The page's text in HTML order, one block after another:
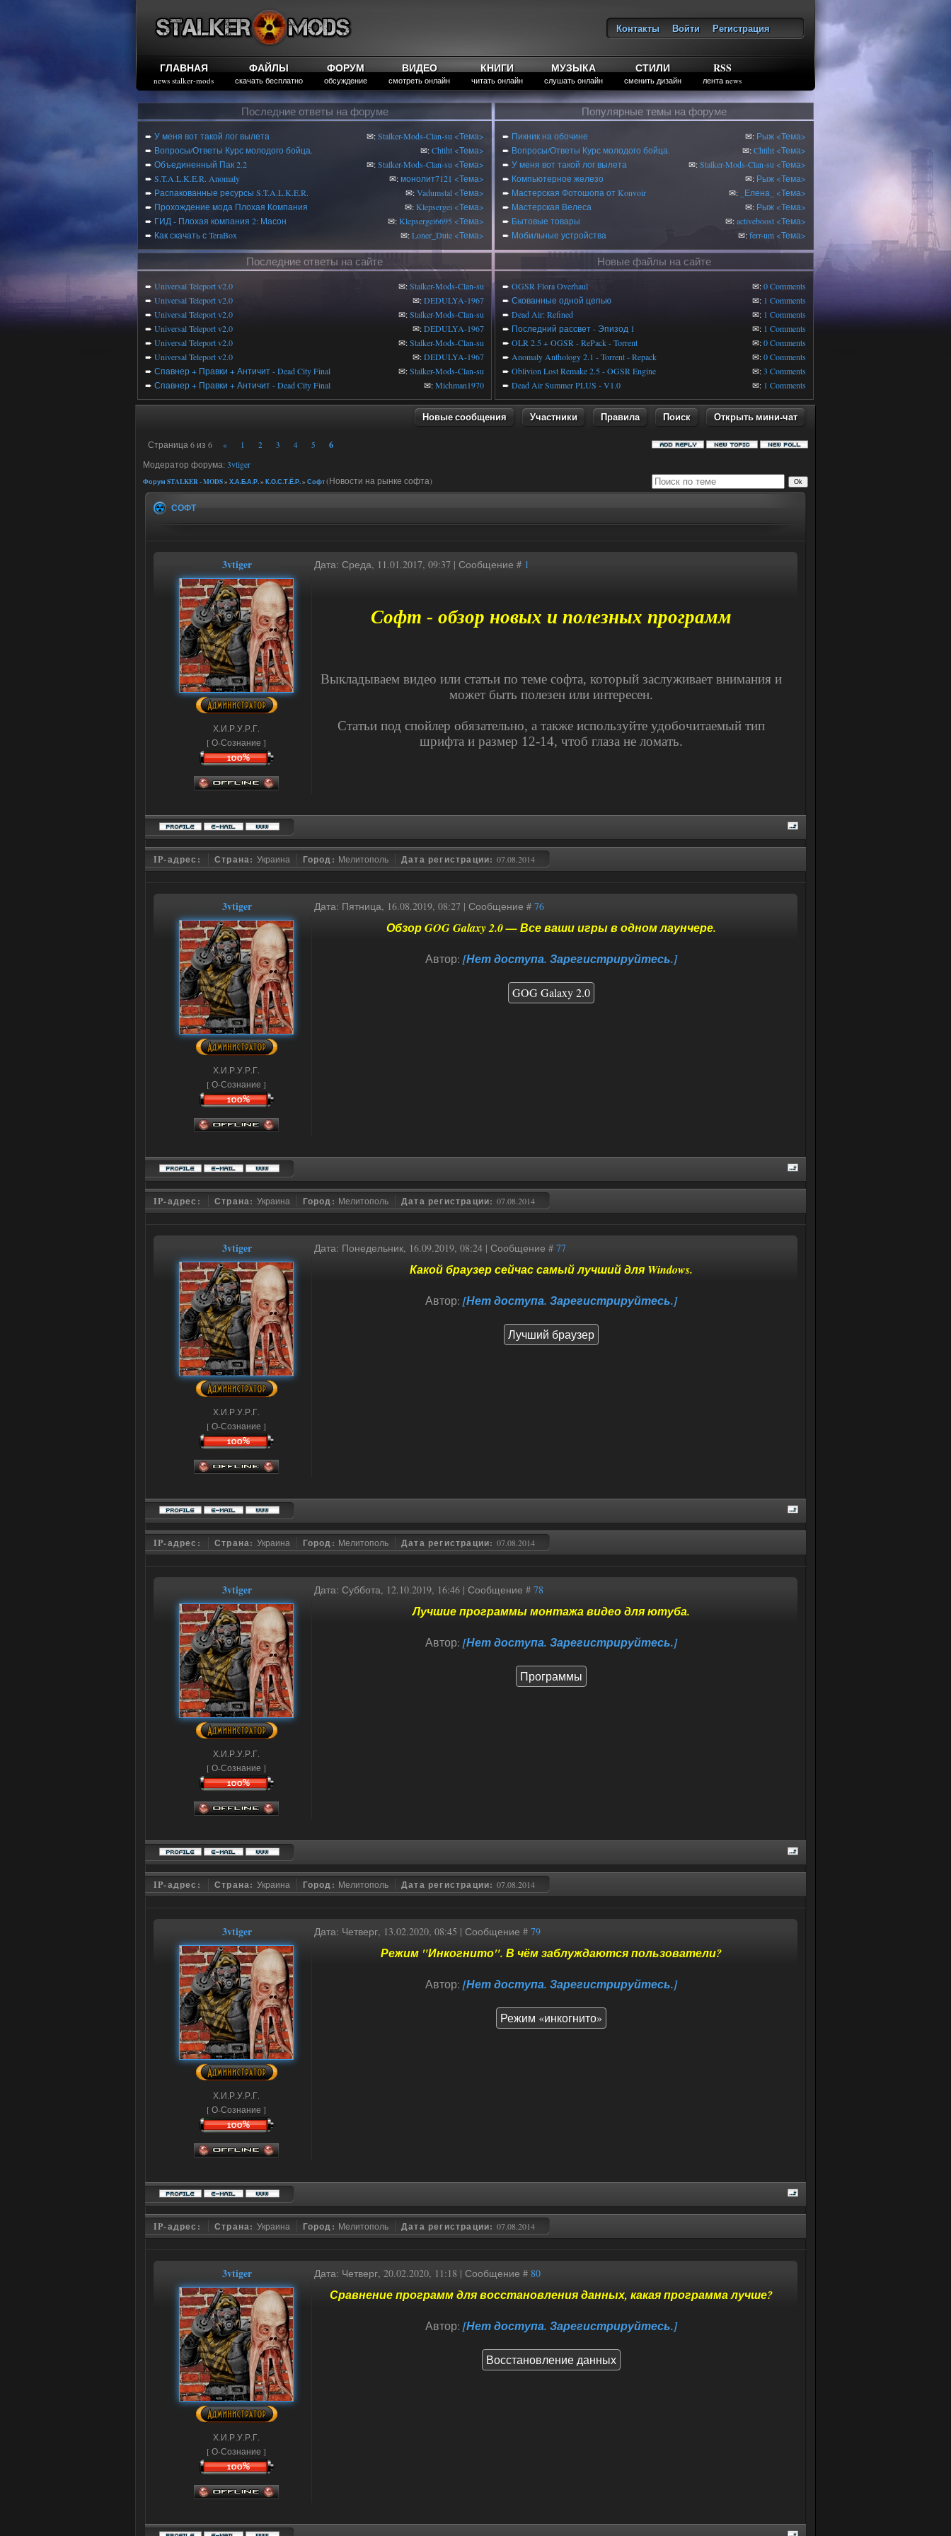
Контакты Войти
Регистрация
ГЛАВНАЯ
news stalker-mods
ФАЙЛЫ
скачать бесплатно
ФОРУМ
обсуждение
ВИДЕО
смотреть онлайн
КНИГИ
читать онлайн
МУЗЫКА
слушать онлайн
СТИЛИ
сменить дизайн
RSS
лента news
Последние ответы на форуме
➨ У меня вот такой лог вылета ✉:Stalker-Mods-Clan-su <Тема>
➨ Вопросы/Ответы Курс молодого бойца. ✉:Chtiht <Тема>
➨ Объединенный Пак 2.2 ✉:Stalker-Mods-Clan-su <Тема>
➨ S.T.A.L.K.E.R. Anomaly ✉:монолит7121 <Тема>
➨ Распакованные ресурсы S.T.A.L.K.E.R. ✉:Vadumstal <Тема>
➨ Прохождение мода Плохая Компания ✉:Klepsergei <Тема>
➨ ГИД - Плохая компания 2: Масон ✉:Klepsergei6695 <Тема>
➨ Как скачать с TeraBox ✉:Loner_Dute <Тема>
Популярные темы на форуме
➨ Пикник на обочине ✉: Рыж <Тема>
➨ Вопросы/Ответы Курс молодого бойца. ✉:Chtiht <Тема>
➨ У меня вот такой лог вылета ✉:Stalker-Mods-Clan-su <Тема>
➨ Компьютерное железо ✉: Рыж <Тема>
➨ Мастерская Фотошопа от Konvoir ✉: _Елена_
<Тема>
➨ Мастерская Велеса ✉: Рыж <Тема>
➨ Бытовые товары ✉:activeboost <Тема>
➨ Мобильные устройства ✉:ferr-um <Тема>
Последние ответы на сайте
➨ Universal Teleport v2.0 ✉:Stalker-Mods-Clan-su
➨ Universal Teleport v2.0 ✉:DEDULYA-1967
➨ Universal Teleport v2.0 ✉:Stalker-Mods-Clan-su
➨ Universal Teleport v2.0 ✉:DEDULYA-1967
➨ Universal Teleport v2.0 ✉:Stalker-Mods-Clan-su
➨ Universal Teleport v2.0 ✉:DEDULYA-1967
➨ Спавнер + Правки + Античит - Dead City Final ✉:Stalker-Mods-Clan-su
➨ Спавнер + Правки + Античит - Dead City Final ✉:Michman1970
Новые файлы на сайте
➨ OGSR Flora Overhaul ✉:0 Comments
➨ Скованные одной цепью ✉: 1 Comments
➨ Dead Air: Refined ✉: 1 Comments
➨ Последний рассвет - Эпизод 1 ✉: 1 Comments
➨ OLR 2.5 + OGSR - RePack - Torrent ✉:0 Comments
➨ Anomaly Anthology 2.1 - Torrent - Repack ✉:0 Comments
➨ Oblivion Lost Remake 2.5 - OGSR Engine ✉:3 Comments
➨ Dead Air Summer PLUS - V1.0 ✉: 1 Comments
Новые сообщения Участники Правила Поиск Открыть мини-чат
Страница 6 из 6 « 1 2 3 4 5 6
Модератор форума: 3vtiger
Форум STALKER - MODS» Х.А.Б.А.Р.» К.О.С.Т.Ё.Р.» Софт(Новости на рынке софта)
СОФТ
3vtiger Дата: Среда, 11.01.2017, 09:37 | Сообщение # 1
Х.И.Р.У.Р.Г.
[ О-Сознание ]
Софт - обзор новых и полезных программ
Выкладываем видео или статьи по теме софта, который заслуживает внимания и
может быть полезен или интересен.
Статьи под спойлер обязательно, а также используйте удобочитаемый тип
шрифта и размер 12-14, чтоб глаза не ломать.
IP-адрес: Страна: Украина Город: Мелитополь Дата регистрации: 07.08.2014
3vtiger Дата: Пятница, 16.08.2019, 08:27 | Сообщение # 76
Х.И.Р.У.Р.Г.
[ О-Сознание ]
Обзор GOG Galaxy 2.0 — Все ваши игры в одном лаунчере.
Автор: [Нет доступа. Зарегистрируйтесь.]
GOG Galaxy 2.0
IP-адрес: Страна: Украина Город: Мелитополь Дата регистрации: 07.08.2014
3vtiger Дата: Понедельник, 16.09.2019, 08:24 | Сообщение # 77
Х.И.Р.У.Р.Г.
[ О-Сознание ]
Какой браузер сейчас самый лучший для Windows.
Автор: [Нет доступа. Зарегистрируйтесь.]
Лучший браузер
IP-адрес: Страна: Украина Город: Мелитополь Дата регистрации: 07.08.2014
3vtiger Дата: Суббота, 12.10.2019, 16:46 | Сообщение # 78
Х.И.Р.У.Р.Г.
[ О-Сознание ]
Лучшие программы монтажа видео для ютуба.
Автор: [Нет доступа. Зарегистрируйтесь.]
Программы
IP-адрес: Страна: Украина Город: Мелитополь Дата регистрации: 07.08.2014
3vtiger Дата: Четверг, 13.02.2020, 08:45 | Сообщение # 79
Х.И.Р.У.Р.Г.
[ О-Сознание ]
Режим "Инкогнито". В чём заблуждаются пользователи?
Автор: [Нет доступа. Зарегистрируйтесь.]
Режим «инкогнито»
IP-адрес: Страна: Украина Город: Мелитополь Дата регистрации: 07.08.2014
3vtiger Дата: Четверг, 20.02.2020, 11:18 | Сообщение # 80
Х.И.Р.У.Р.Г.
[ О-Сознание ]
Сравнение программ для восстановления данных, какая программа лучше?
Автор: [Нет доступа. Зарегистрируйтесь.]
Восстановление данных